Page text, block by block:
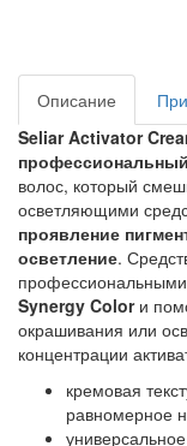
Описание
Seliar Activator
волос, который
осветляющими
проявление
осветление.
Synergy Colorи
окрашивания или
концентрации
кремовая
равномерное